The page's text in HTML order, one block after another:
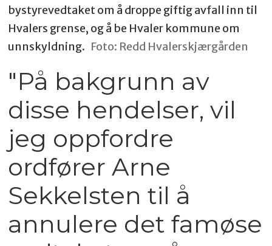
bystyrevedtaket om å droppe giftig avfall inn til
Hvalers grense, og å be Hvaler kommune om
unnskyldning. Foto: Redd Hvalerskjærgården
"På bakgrunn av
disse hendelser, vil
jeg oppfordre
ordfører Arne
Sekkelsten til å
annulere det famøse